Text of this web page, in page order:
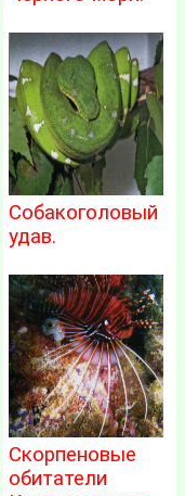
Собакоголовый
удав.
Скорпеновые
обитатели